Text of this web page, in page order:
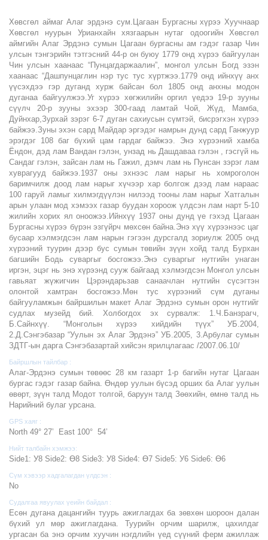
Хөвсгөл аймаг Алаг эрдэнэ сум.Цагаан Бургасны хүрээ Хуучнаар
Хөвсгөл нуурын Урианхайн хязгаарын нутаг одоогийн Хөвсгөл
аймгийн Алаг Эрдэнэ сумын Цагаан бургасны ам гэдэг газар Чин
улсын тэнгэрийн тэтгэсний 44-р он буюу 1779 онд хүрээ байгуулан
Чин улсын хаанаас “Пунцагдаржаалин”, монгол улсын Богд эзэн
хаанаас “Дашпунцаглин нэр тус тус хүртжээ.1779 онд ийнхүү анх
үүсэхдээ гэр дуганд хурж байсан бол 1805 онд анхны модон
дуганаа байгуулжээ.Уг хүрээ хөгжилийн оргил үедээ 19-р зууны
сүүлч 20-р зууны эхээр 300-гаад ламтай Чой, Жүд, Мамба,
Дуйнхар,Зурхай зэрэг 6-7 дуган сахиусын сүмтэй, бисрэгхэн хүрээ
байжээ.Зуны эхэн сард Майдар эргэдэг намрын дунд сард Ганжуур
эрэгдэг 108 баг бүхий цам гардаг байжээ. Энэ хүрээний хамба
Ёндон, дэд лам Вандан гэлэн, унзад нь Дашдаваа гэлэн , гэсгүй нь
Сандаг гэлэн, зайсан лам нь Гажил, дэмч лам нь Пунсан зэрэг лам
хуврагууд байжээ.1937 оны эхнээс лам нарыг нь хомроголон
баримчилж доод лам нарыг хүчээр хар болгож дээд лам нараас
100 гаруй ламыг хилмэгдүүлэн нилээд тооны лам нарыг Хатгалын
арын улаан мод хэмээх газар буудан хороож үлдсэн лам нарт 5-10
жилийн хорих ял оноожээ.Ийнхүү 1937 оны дунд үе гэхэд Цагаан
Бургасны хүрээ бүрэн эзгүйрч мөхсөн байна.Энэ хүү хүрээнээс цаг
бусаар хэлмэгдсэн лам нарын гэгээн дурсгалд зориулж 2005 онд
хүрээний туурин дээр бус сумын төвийн зүүн хойд талд Бурхан
багшийн Бодь суваргыг босгожээ.Энэ суваргыг нутгийн унаган
иргэн, эцэг нь энэ хүрээнд сууж байгаад хэлмэгдсэн Монгол улсын
гавьяат жүжигчин Цэрэндарьзав санаачлан нутгийн сүсэгтэн
олонтой хамтран босгожээ.Мөн тус хүрээний сүм дуганы
байгууламжын байршилын макет Алаг Эрдэнэ сумын орон нутгийг
судлах музейд бий. Холбогдох эх сурвалж: 1.Ч.Банзрагч,
Б.Сайнхүү. “Монголын хүрээ хийдийн түүх” УБ.2004,
2.Д.Сэнгэбазар “Уулын эх Алаг Эрдэнэ” УБ.2005, 3.Арбулаг сумын
ЗДТГ-ын дарга Сэнгэбазартай хийсэн ярилцлагаас /2007.06.10/
Байршлын тайлбар :
Алаг-Эрдэнэ сумын төвөөс 28 км газарт 1-р багийн нутаг Цагаан
бургас гэдэг газар байна. Өндөр уулын бүсэд орших ба Алаг уулын
өвөрт, зүүн талд Модот толгой, баруун талд Зөөхийн, өмнө талд нь
Нарийний булаг урсана.
GPS хаяг :
North 49° 27’ East 100° 54’
Нийт талбайн хэмжээ:
Side1: У8 Side2: Ө8 Side3: У8 Side4: Ө7 Side5: У6 Side6: Ө6
Сүм хэвээр хадгалагдан үлдсэн :
No
Судалгаа явуулах үеийн байдал :
Есөн дугана дацангийн туурь ажиглагдах ба зөвхөн шороон далан
бүхий ул мөр ажиглагдана. Туурийн орчим шарилж, цахилдаг
ургасан ба энэ орчим хуучин нэгдлийн үед сүүний ферм ажиллаж